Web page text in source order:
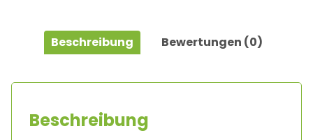
Beschreibung Bewertungen (0)
Beschreibung